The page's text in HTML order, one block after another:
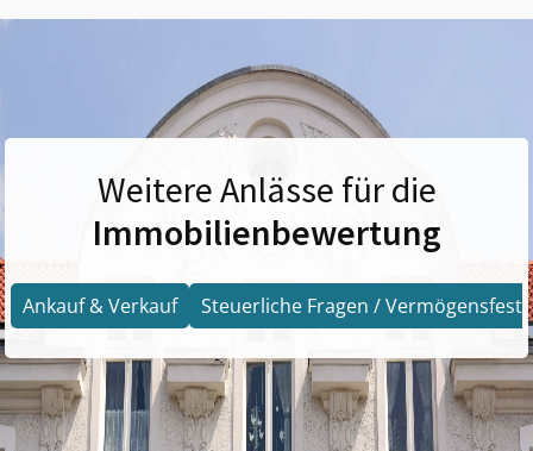
Weitere Anlässe für die
Immobilienbewertung
Ankauf & Verkauf Steuerliche Fragen /